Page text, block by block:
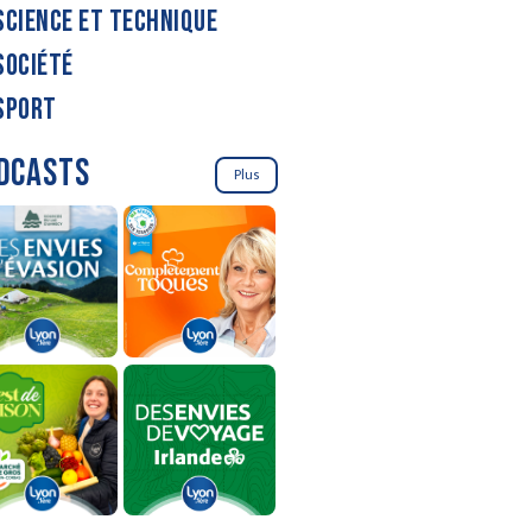
ET TECHNIQUE
Plus